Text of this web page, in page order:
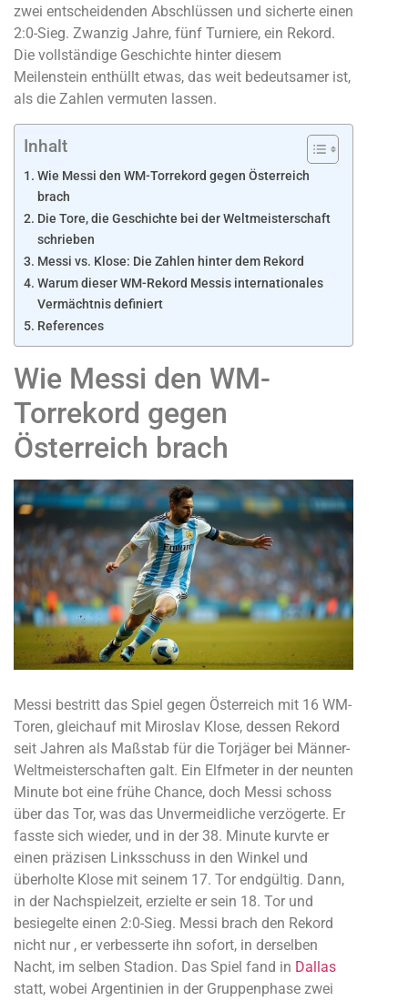
zwei entscheidenden Abschlüssen und sicherte einen
2:0-Sieg. Zwanzig Jahre, fünf Turniere, ein Rekord.
Die vollständige Geschichte hinter diesem
Meilenstein enthüllt etwas, das weit bedeutsamer ist,
als die Zahlen vermuten lassen.
Inhalt
Wie Messi den WM-Torrekord gegen Österreich
brach
Die Tore, die Geschichte bei der Weltmeisterschaft
schrieben
Messi vs. Klose: Die Zahlen hinter dem Rekord
Warum dieser WM-Rekord Messis internationales
Vermächtnis definiert
References
Wie Messi den WM-
Torrekord gegen
Österreich brach
Messi bestritt das Spiel gegen Österreich mit 16 WM-
Toren, gleichauf mit Miroslav Klose, dessen Rekord
seit Jahren als Maßstab für die Torjäger bei Männer-
Weltmeisterschaften galt. Ein Elfmeter in der neunten
Minute bot eine frühe Chance, doch Messi schoss
über das Tor, was das Unvermeidliche verzögerte. Er
fasste sich wieder, und in der 38. Minute kurvte er
einen präzisen Linksschuss in den Winkel und
überholte Klose mit seinem 17. Tor endgültig. Dann,
in der Nachspielzeit, erzielte er sein 18. Tor und
besiegelte einen 2:0-Sieg. Messi brach den Rekord
nicht nur , er verbesserte ihn sofort, in derselben
Nacht, im selben Stadion. Das Spiel fand in Dallas
statt, wobei Argentinien in der Gruppenphase zwei